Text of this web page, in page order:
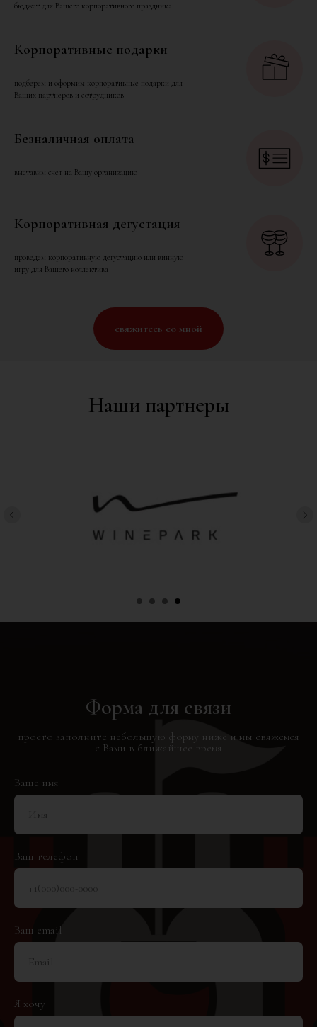
бюджет для Вашего корпоративного праздника
Корпоративные подарки
подберем и оформим корпоративные подарки для
Ваших партнеров и сотрудников
Безналичная оплата
выставим счет на Вашу организацию
Корпоративная дегустация
проведем корпоративную дегустацию или винную
игру для Вашего коллектива
свяжитесь со мной
Наши партнеры